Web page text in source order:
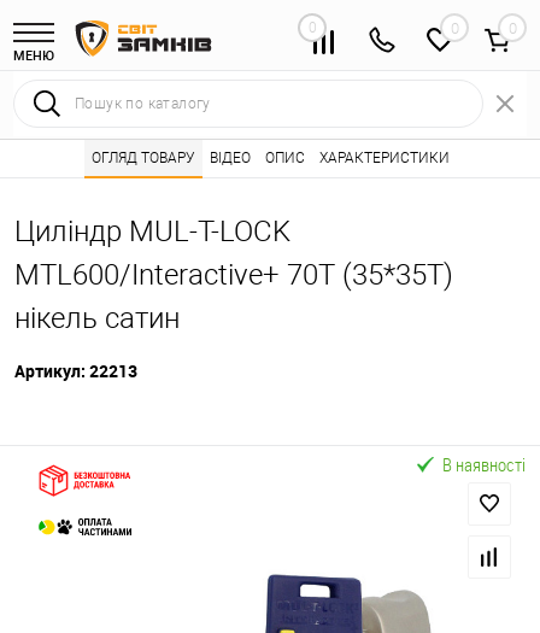
МЕНЮ
0 0
Інтернет магазин замків • Каталог товарів ⭐ • Серцевини
Циліндр MUL-T-LOCK
MTL600/Interactive+ 70T (35*35T)
нікель сатин
Артикул: 22213
ОГЛЯД ТОВАРУ ВІДЕО ОПИС ХАРАКТЕРИСТИКИ
В наявності